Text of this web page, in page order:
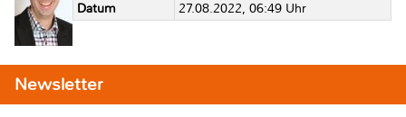
Datum
27.08.2022, 06:49 Uhr
Newsletter